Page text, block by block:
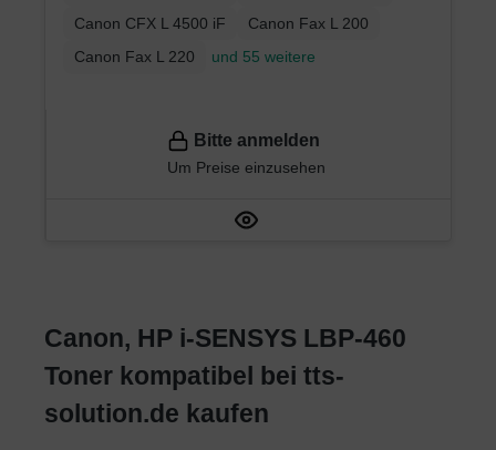
Canon CFX L 4500 iF
Canon Fax L 200
Canon Fax L 220
und 55 weitere
Bitte anmelden
Um Preise einzusehen
Canon, HP i-SENSYS LBP-460
Toner kompatibel bei tts-
solution.de kaufen